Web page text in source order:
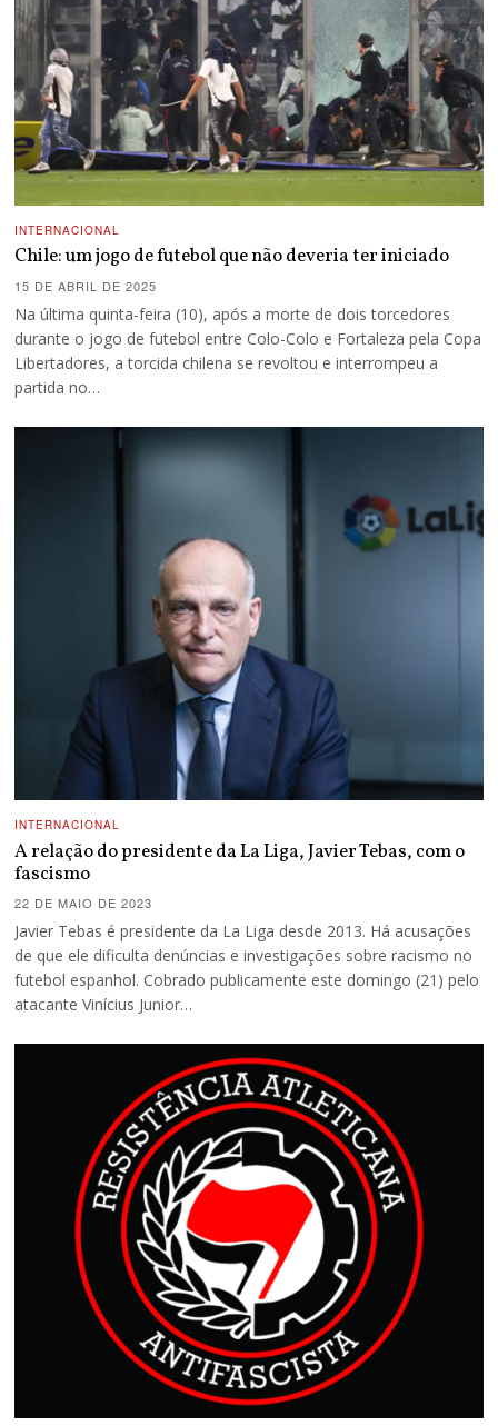
INTERNACIONAL
Chile: um jogo de futebol que não deveria ter iniciado
15 DE ABRIL DE 2025
Na última quinta-feira (10), após a morte de dois torcedores
durante o jogo de futebol entre Colo-Colo e Fortaleza pela Copa
Libertadores, a torcida chilena se revoltou e interrompeu a
partida no…
INTERNACIONAL
A relação do presidente da La Liga, Javier Tebas, com o
fascismo
22 DE MAIO DE 2023
Javier Tebas é presidente da La Liga desde 2013. Há acusações
de que ele dificulta denúncias e investigações sobre racismo no
futebol espanhol. Cobrado publicamente este domingo (21) pelo
atacante Vinícius Junior…